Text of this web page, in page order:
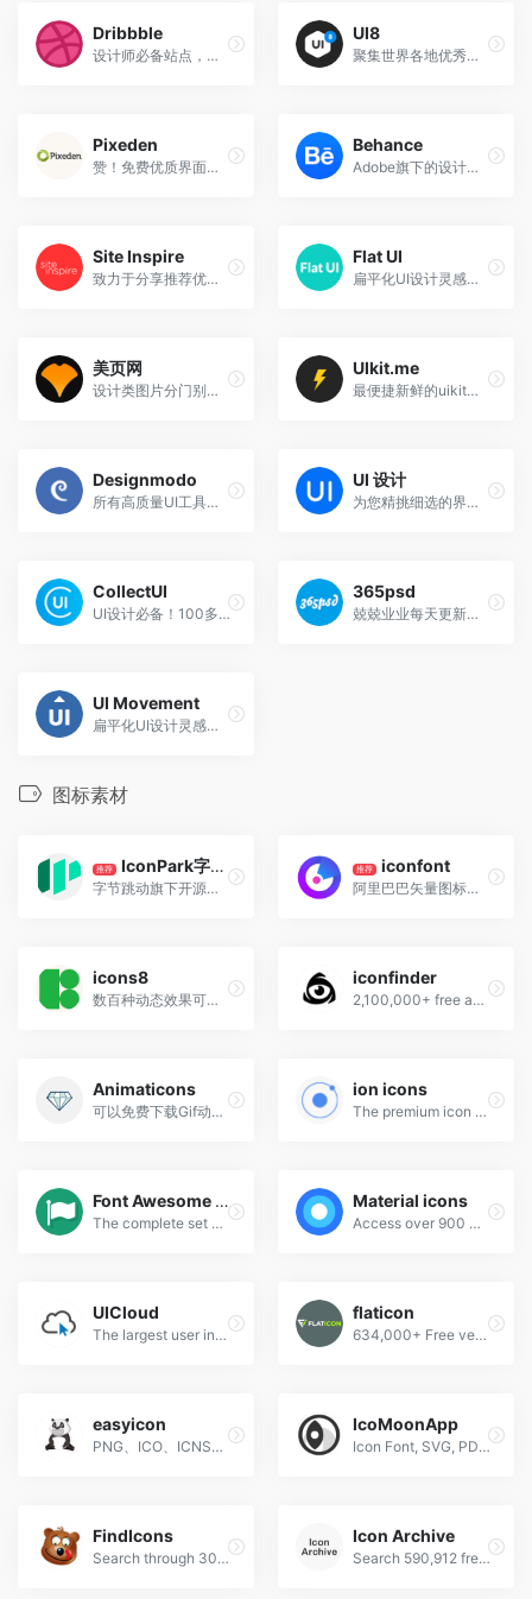
Dribbble
设计师必备站点，顶尖的设计师都在上面
UI8
聚集世界各地优秀设计师的界面源文件
Pixeden
赞！免费优质界面设计源文件及有网站模板
Behance
Adobe旗下的设计师交流平台，来自世界各地的设计师在这里分享自己的作品。
Site Inspire
致力于分享推荐优秀网页及交互设计案例
Flat UI
扁平化UI设计灵感，采集扁平化相关的App、网页等
美页网
设计类图片分门别类的整理网站
UIkit.me
最便捷新鲜的uikit资源下载网站
Designmodo
所有高质量UI工具包都在这里可以找到，部分免费下载
UI 设计
为您精挑细选的界面设计频道
CollectUI
UI设计必备！100多个分类，不用发愁没灵感了
365psd
兢兢业业每天更新着用户界面相关的PSD
UI Movement
扁平化UI设计灵感，采集扁平化相关的App、网页等
图标素材
推荐 IconPark字节跳动图标库
字节跳动旗下开源图标库，IconPark图标库是一个通过技术驱动矢量图标样式的开源图标库
推荐 iconfont
阿里巴巴矢量图标库，数量巨大
icons8
数百种动态效果可商用！
iconfinder
2,100,000+ free and premium vector icons.
Animaticons
可以免费下载Gif动态图标
ion icons
The premium icon font for Ionic Framework.
Font Awesome Icon
The complete set of 675 icons in Font Awesome
Material icons
Access over 900 material system icons, available in a variety of sizes and densities, and as a web font.
UICloud
The largest user interface design database in the world.
flaticon
634,000+ Free vector icons in SVG, PSD, PNG, EPS format or as ICON FONT.
easyicon
PNG、ICO、ICNS格式图标搜索、图标下载服务
IcoMoonApp
Icon Font, SVG, PDF & PNG Generator
FindIcons
Search through 300,000 free icons
Icon Archive
Search 590,912 free icons